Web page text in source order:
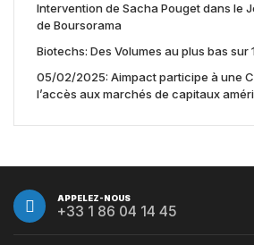
Intervention de Sacha Pouget dans le
de Boursorama
Biotechs: Des Volumes au plus bas sur
05/02/2025: Aimpact participe à une
l’accès aux marchés de capitaux
APPELEZ-NOUS
+33 1 86 04 14 45